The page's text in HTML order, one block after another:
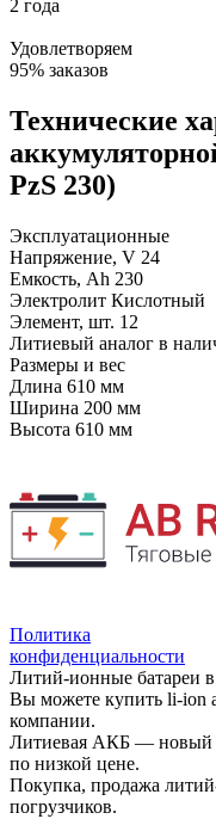
2 года
Удовлетворяем
95% заказов
Технические
PzS 230)
Эксплуатационные
Напряжение, V 24
Емкость, Ah 230
Электролит Кислотный
Элемент, шт. 12
Литиевый аналог в
Размеры и вес
Длина 610 мм
Ширина 200 мм
Высота 610 мм
Политика
конфиденциальности
Литий-ионные батареи
Вы можете купить li-ion
компании.
Литиевая АКБ — новый
по низкой цене.
Покупка, продажа
погрузчиков.